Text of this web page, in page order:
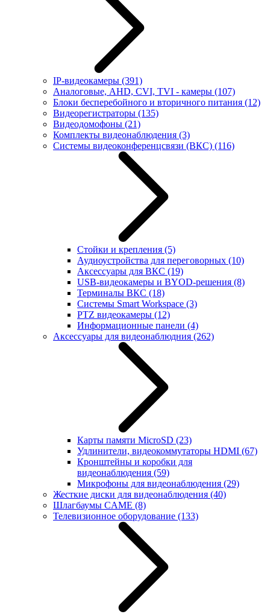
IP-видеокамеры (391)
Аналоговые, AHD, CVI, TVI - камеры (107)
Блоки бесперебойного и вторичного питания (12)
Видеорегистраторы (135)
Видеодомофоны (21)
Комплекты видеонаблюдения (3)
Системы видеоконференцсвязи (ВКС) (116)
Стойки и крепления (5)
Аудиоустройства для переговорных (10)
Аксессуары для ВКС (19)
USB-видеокамеры и BYOD-решения (8)
Терминалы ВКС (18)
Системы Smart Workspace (3)
PTZ видеокамеры (12)
Информационные панели (4)
Аксессуары для видеонаблюдния (262)
Карты памяти MicroSD (23)
Удлинители, видеокоммутаторы HDMI (67)
Кронштейны и коробки для
видеонаблюдения (59)
Микрофоны для видеонаблюдения (29)
Жесткие диски для видеонаблюдения (40)
Шлагбаумы CAME (8)
Телевизионное оборудование (133)